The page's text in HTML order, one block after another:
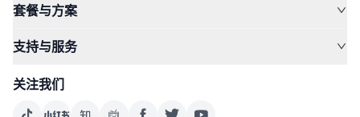
套餐与方案
支持与服务
关注我们